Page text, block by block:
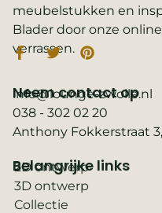
meubelstukken en
Blader door onze
verrassen.
Belangrijke links
2D ontwerp
3D ontwerp
Collectie
Neem contact op
info@lounge-zwolle.nl
038 - 302 02 20
Anthony Fokkerstraat